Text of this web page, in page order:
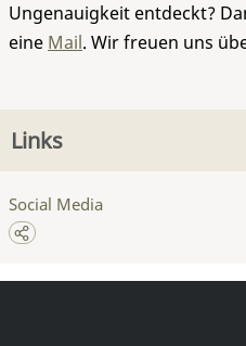
Ungenauigkeit entdeckt?
eine Mail. Wir freuen uns
Links
Social Media